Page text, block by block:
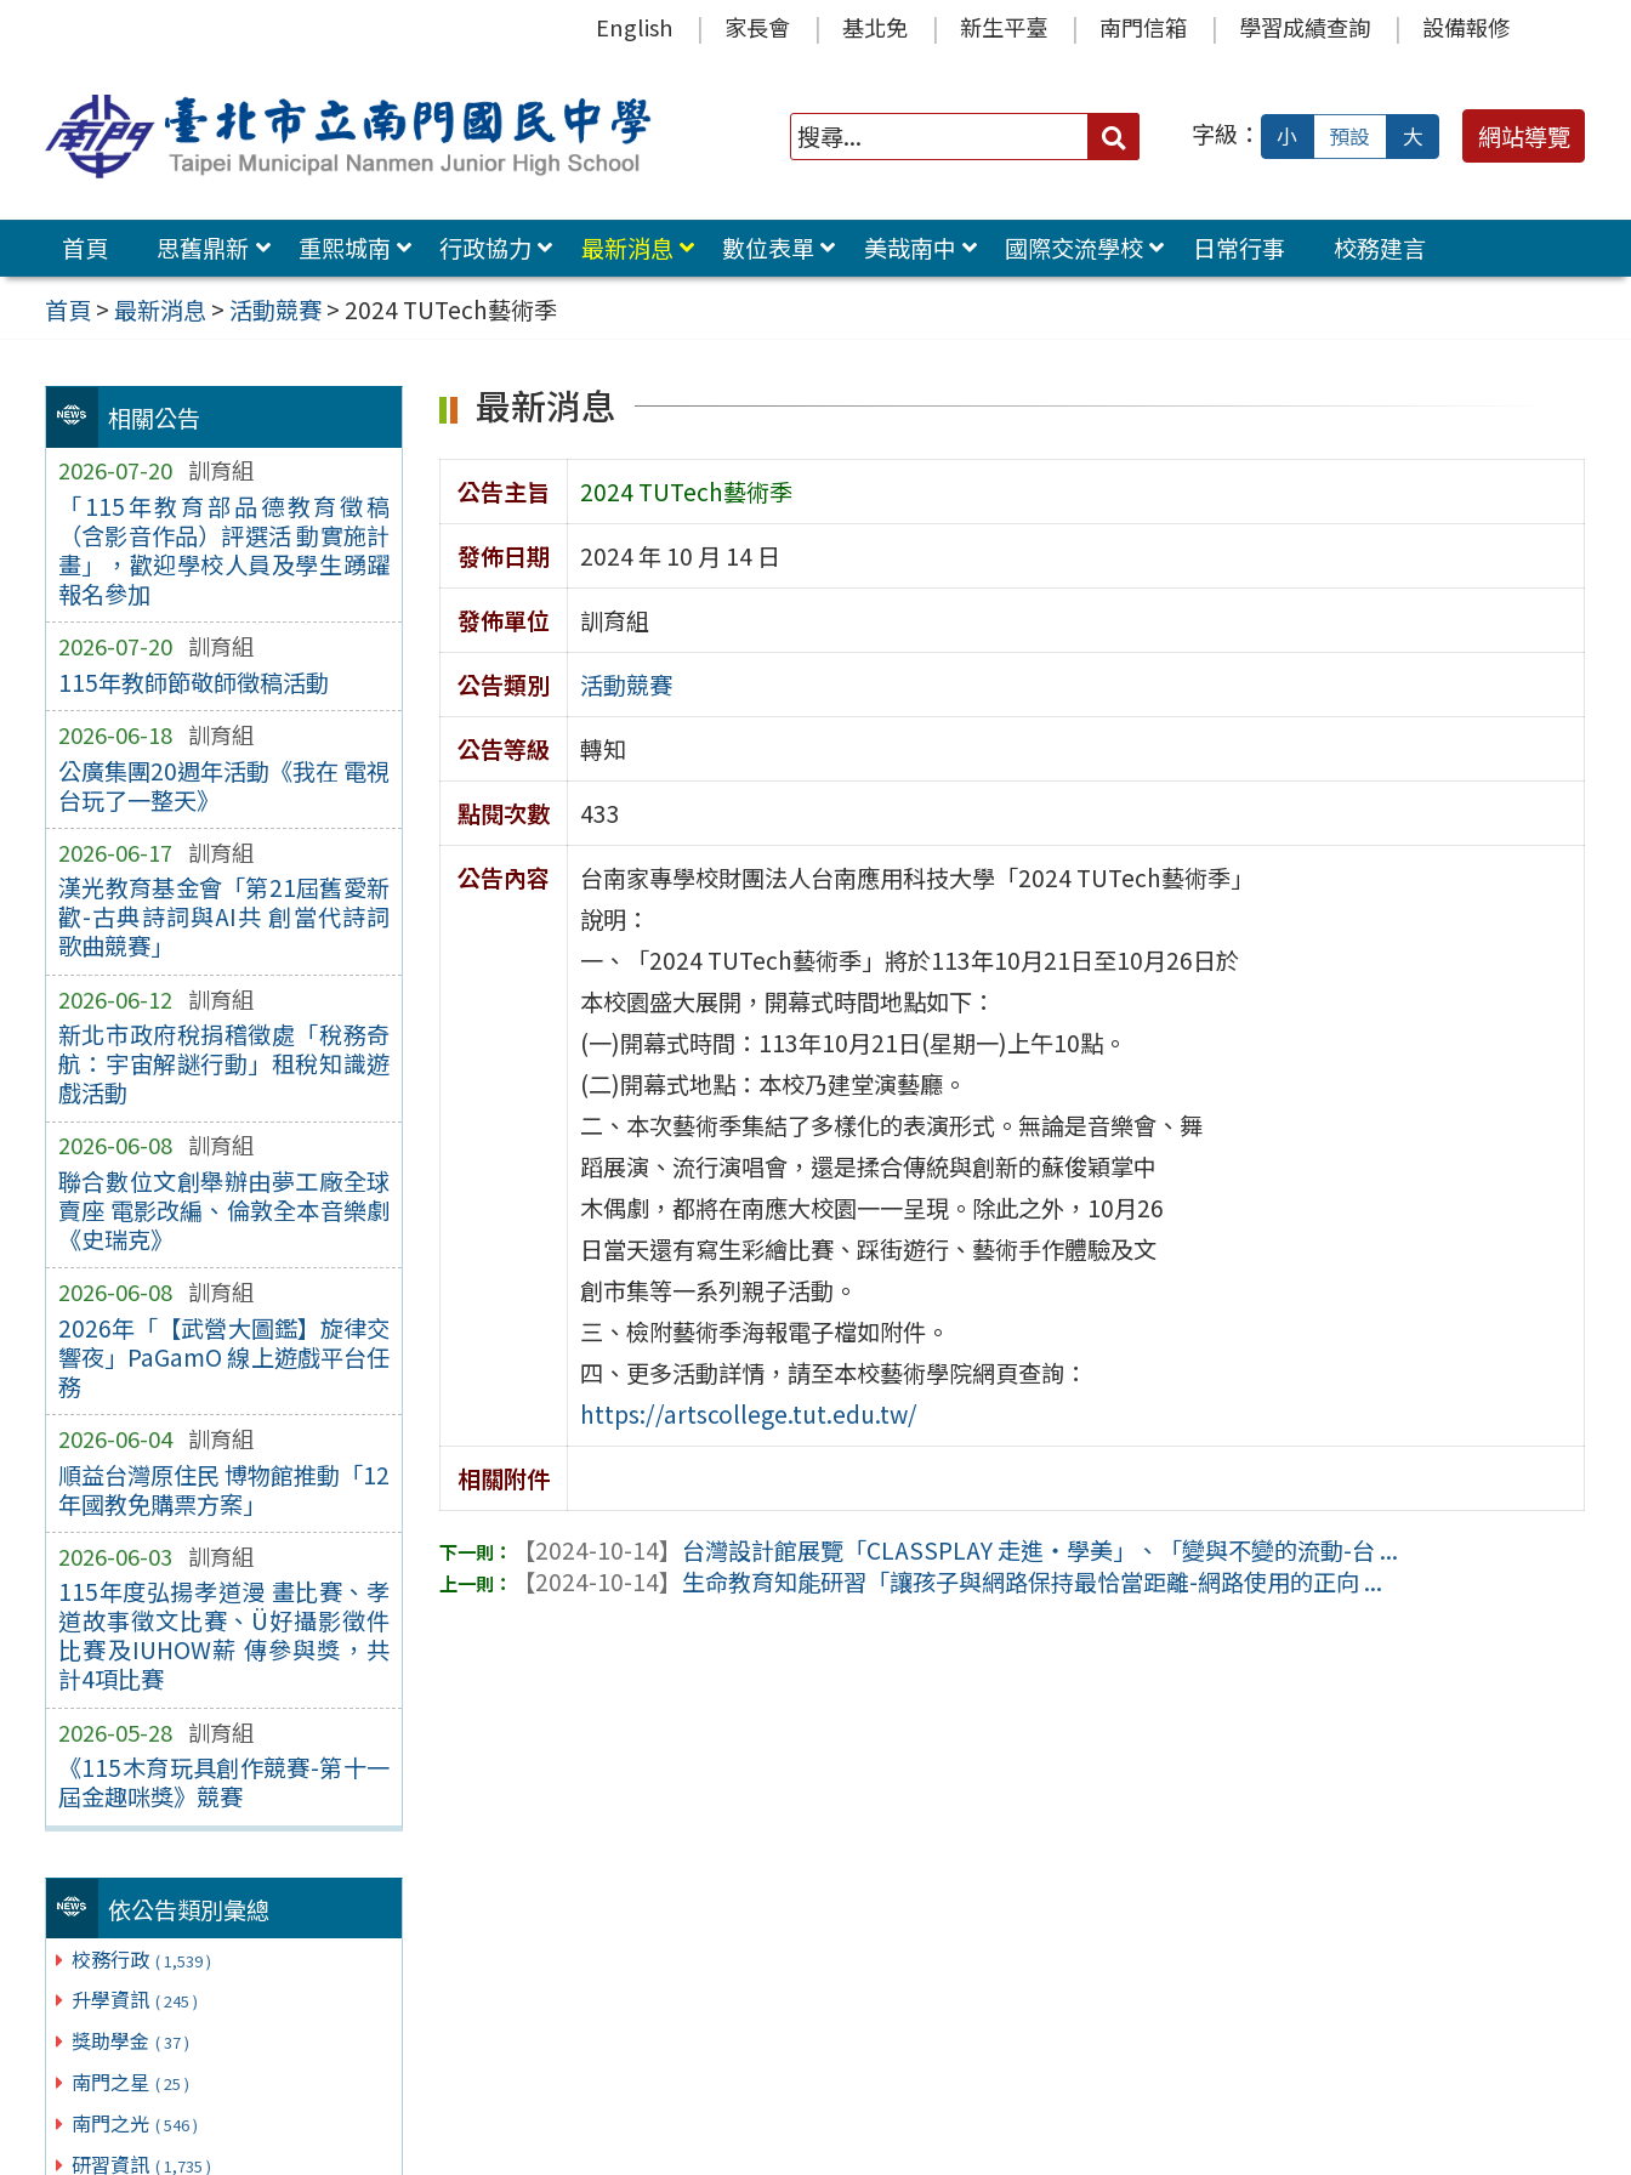
容
區
English 家長會 基北免 新生平臺 南門信箱 學習成績查詢 設備報修
搜
字級： 小 預設 大 網站導覽
首頁 思舊鼎新 重熙城南 行政協力 最新消息 數位表單 美哉南中 國際交流學校 日常行事
校務建言
首頁 >最新消息 > 活動競賽> 2024 TUTech藝術季
相關公告
2026-07-20 訓育組
「115年教育部品德教育徵稿
（含影音作品）評選活 動實施計
畫」，歡迎學校人員及學生踴躍
報名參加
2026-07-20 訓育組
115年教師節敬師徵稿活動
2026-06-18 訓育組
公廣集團20週年活動《我在 電視
台玩了一整天》
2026-06-17 訓育組
漢光教育基金會「第21屆舊愛新
歡-古典詩詞與AI共 創當代詩詞
歌曲競賽」
2026-06-12 訓育組
新北市政府稅捐稽徵處「稅務奇
航：宇宙解謎行動」租稅知識遊
戲活動
2026-06-08 訓育組
聯合數位文創舉辦由夢工廠全球
賣座 電影改編、倫敦全本音樂劇
《史瑞克》
2026-06-08 訓育組
2026年「【武營大圖鑑】旋律交
響夜」PaGamO 線上遊戲平台任
務
2026-06-04 訓育組
順益台灣原住民 博物館推動「12
年國教免購票方案」
2026-06-03 訓育組
115年度弘揚孝道漫 畫比賽、孝
道故事徵文比賽、Ü好攝影徵件
比賽及IUHOW薪 傳參與獎，共
計4項比賽
2026-05-28 訓育組
《115木育玩具創作競賽-第十一
屆金趣咪獎》競賽
依公告類別彙總
校務行政 ( 1,539 )
升學資訊 ( 245 )
獎助學金 ( 37 )
南門之星 ( 25 )
南門之光 ( 546 )
研習資訊 ( 1,735 )
最新消息
公告主旨
2024 TUTech藝術季
發佈日期
2024 年 10 月 14 日
發佈單位
訓育組
公告類別
活動競賽
公告等級
轉知
點閱次數
433
公告內容
台南家專學校財團法人台南應用科技大學「2024 TUTech藝術季」
說明：
一、「2024 TUTech藝術季」將於113年10月21日至10月26日於
本校園盛大展開，開幕式時間地點如下：
(一)開幕式時間：113年10月21日(星期一)上午10點。
(二)開幕式地點：本校乃建堂演藝廳。
二、本次藝術季集結了多樣化的表演形式。無論是音樂會、舞
蹈展演、流行演唱會，還是揉合傳統與創新的蘇俊穎掌中
木偶劇，都將在南應大校園一一呈現。除此之外，10月26
日當天還有寫生彩繪比賽、踩街遊行、藝術手作體驗及文
創市集等一系列親子活動。
三、檢附藝術季海報電子檔如附件。
四、更多活動詳情，請至本校藝術學院網頁查詢：
https://artscollege.tut.edu.tw/
相關附件
【2024-10-14】 台灣設計館展覽「CLASSPLAY 走進・學美」、「變與不變的流動-台 ...
【2024-10-14】 生命教育知能研習「讓孩子與網路保持最恰當距離-網路使用的正向 ...